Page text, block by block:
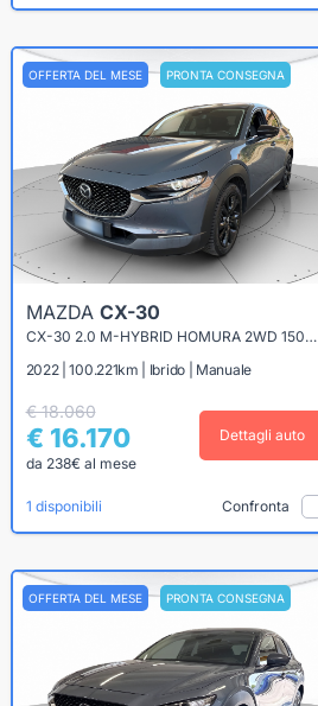
OFFERTA DEL MESE PRONTA CONSEGNA
MAZDA CX-30
CX-30 2.0 M-HYBRID HOMURA 2WD 150CV 6MT
2022 | 100.221km | Ibrido | Manuale
€ 18.060
€ 16.170
da 238€ al mese
Dettagli auto
1 disponibili Confronta
OFFERTA DEL MESE PRONTA CONSEGNA